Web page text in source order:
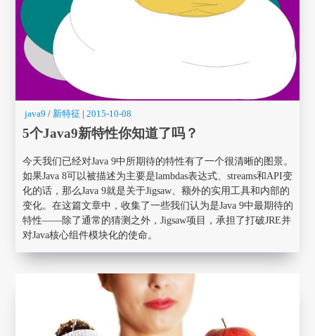
java9 / 新特征 |2015-10-08
5个Java9新特性你知道了吗？
今天我们已经对Java 9中所期待的特性有了一个很清晰的图景。
如果Java 8可以被描述为主要是lambdas表达式、streams和API变
化的话，那么Java 9就是关于Jigsaw、额外的实用工具和内部的
变化。在这篇文章中，收集了一些我们认为是Java 9中最期待的
特性——除了通常的猜测之外，Jigsaw项目，承担了打破JRE并
对Java核心组件模块化的使命。